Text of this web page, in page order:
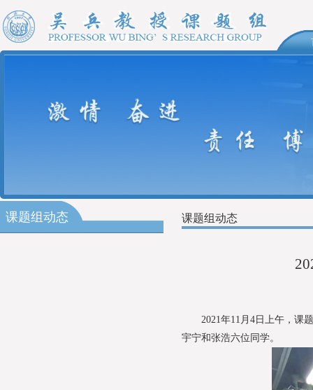
课题组动态 课题组动态
2021年11月4日上午，课题
宇宁和张浩六位同学。